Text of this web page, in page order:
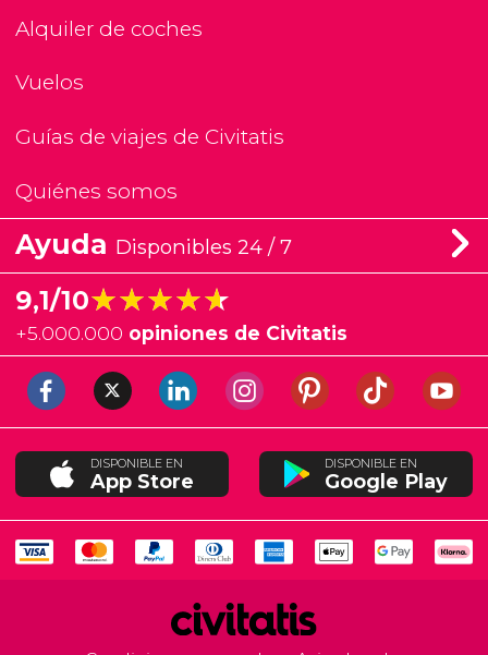
Alquiler de coches
Vuelos
Guías de viajes de Civitatis
Quiénes somos
Ayuda Disponibles 24 / 7
9,1/10★★★★★
★★★★★
+5.000.000 opiniones de Civitatis
DISPONIBLE EN
App Store
DISPONIBLE EN
Google Play